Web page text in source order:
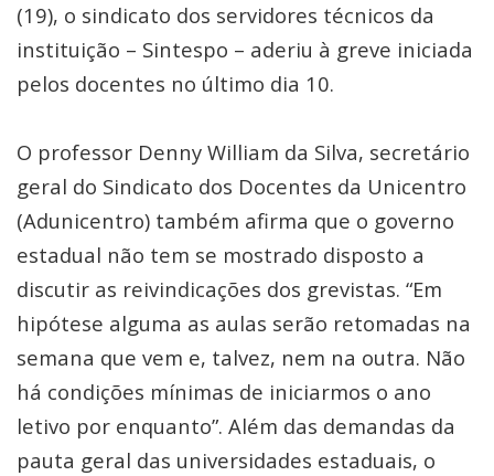
(19), o sindicato dos servidores técnicos da
instituição – Sintespo – aderiu à greve iniciada
pelos docentes no último dia 10.
O professor Denny William da Silva, secretário
geral do Sindicato dos Docentes da Unicentro
(Adunicentro) também afirma que o governo
estadual não tem se mostrado disposto a
discutir as reivindicações dos grevistas. “Em
hipótese alguma as aulas serão retomadas na
semana que vem e, talvez, nem na outra. Não
há condições mínimas de iniciarmos o ano
letivo por enquanto”. Além das demandas da
pauta geral das universidades estaduais, o